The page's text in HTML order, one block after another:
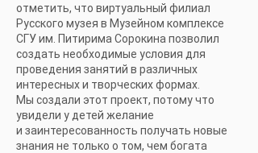
отметить, что виртуальный филиал
Русского музея в Музейном комплексе
СГУ им. Питирима Сорокина позволил
создать необходимые условия для
проведения занятий в различных
интересных и творческих формах.
Мы создали этот проект, потому что
увидели у детей желание
и заинтересованность получать новые
знания не только о том, чем богата